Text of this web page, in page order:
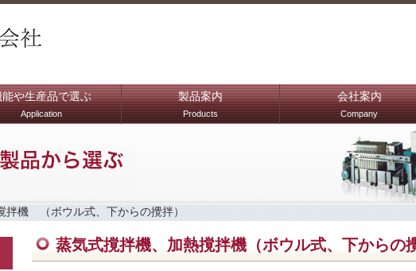
能や生産品で選ぶ
Application
製品案内
Products
会社案内
Company
拌機 （ボウル式、下からの攪拌）
蒸気式撹拌機、加熱撹拌機（ボウル式、下からの